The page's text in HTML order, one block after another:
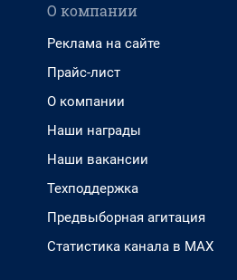
О компании
Реклама на сайте
Прайс-лист
О компании
Наши награды
Наши вакансии
Техподдержка
Предвыборная агитация
Статистика канала в MAX